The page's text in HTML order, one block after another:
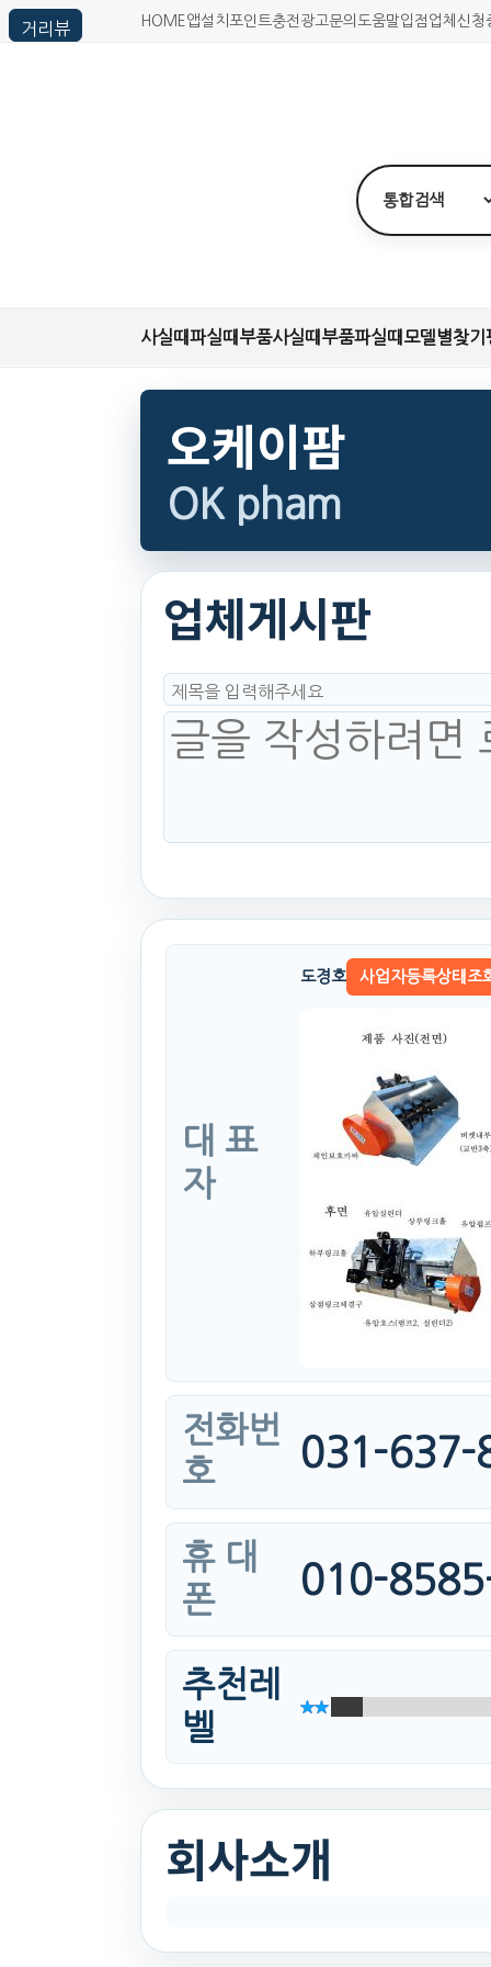
HOME 앱설치 포인트충전 광고문의 도움말입점업체신청
사실때파실때 부품사실때 부품파실때 모델별찾기
오케이팜
OK pham
업체게시판
대 표
자
도경호 사업자등록상태조
전화번
호
031-637-
휴 대
폰
010-
추천레
벨
회사소개